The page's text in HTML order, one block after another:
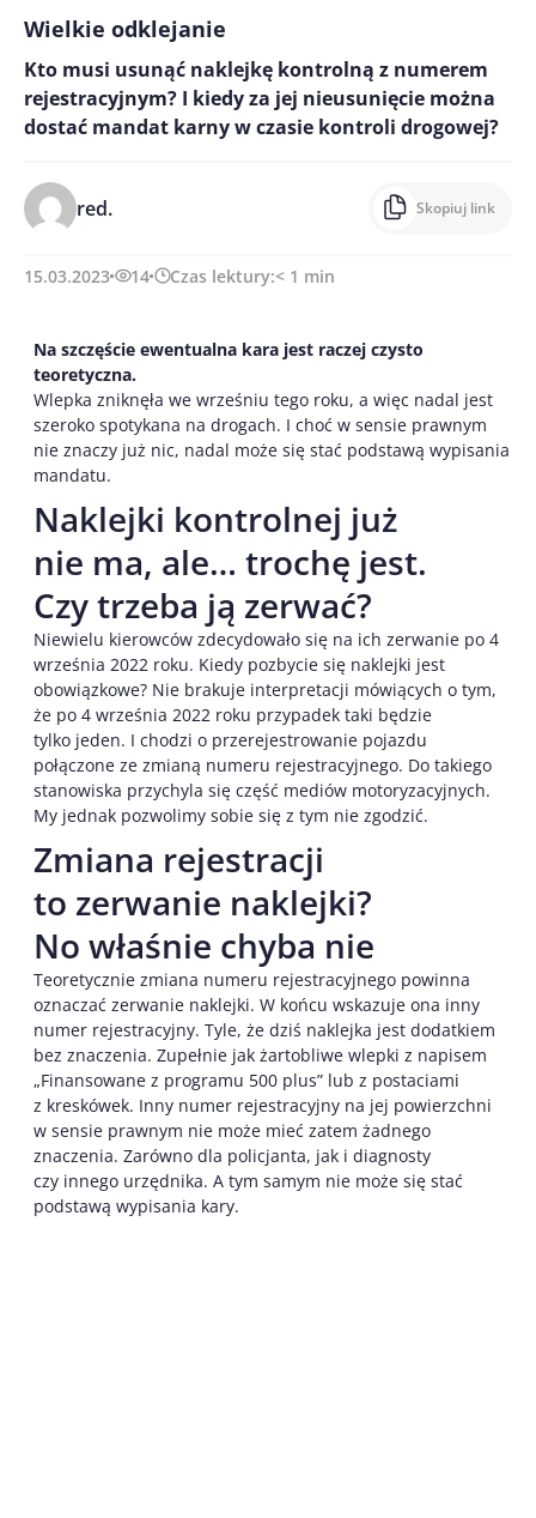
Wielkie odklejanie
Kto musi usunąć naklejkę kontrolną z numerem
rejestracyjnym? I kiedy za jej nieusunięcie można
dostać mandat karny w czasie kontroli drogowej?
red. Skopiuj link
15.03.2023 14 Czas lektury:< 1 min
Na szczęście ewentualna kara jest raczej czysto
teoretyczna.
Wlepka zniknęła we wrześniu tego roku, a więc nadal jest
szeroko spotykana na drogach. I choć w sensie prawnym
nie znaczy już nic, nadal może się stać podstawą wypisania
mandatu.
Naklejki kontrolnej już
nie ma, ale… trochę jest.
Czy trzeba ją zerwać?
Niewielu kierowców zdecydowało się na ich zerwanie po 4
września 2022 roku. Kiedy pozbycie się naklejki jest
obowiązkowe? Nie brakuje interpretacji mówiących o tym,
że po 4 września 2022 roku przypadek taki będzie
tylko jeden. I chodzi o przerejestrowanie pojazdu
połączone ze zmianą numeru rejestracyjnego. Do takiego
stanowiska przychyla się część mediów motoryzacyjnych.
My jednak pozwolimy sobie się z tym nie zgodzić.
Zmiana rejestracji
to zerwanie naklejki?
No właśnie chyba nie
Teoretycznie zmiana numeru rejestracyjnego powinna
oznaczać zerwanie naklejki. W końcu wskazuje ona inny
numer rejestracyjny. Tyle, że dziś naklejka jest dodatkiem
bez znaczenia. Zupełnie jak żartobliwe wlepki z napisem
„Finansowane z programu 500 plus” lub z postaciami
z kreskówek. Inny numer rejestracyjny na jej powierzchni
w sensie prawnym nie może mieć zatem żadnego
znaczenia. Zarówno dla policjanta, jak i diagnosty
czy innego urzędnika. A tym samym nie może się stać
podstawą wypisania kary.